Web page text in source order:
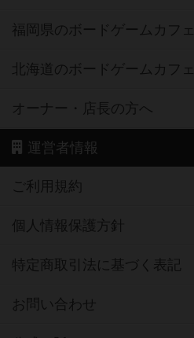
福岡県のボードゲームカフェ
北海道のボードゲームカフェ
オーナー・店長の方へ
運営者情報
ご利用規約
個人情報保護方針
特定商取引法に基づく表記
お問い合わせ